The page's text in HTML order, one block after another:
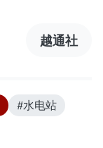
越通社
#水电站